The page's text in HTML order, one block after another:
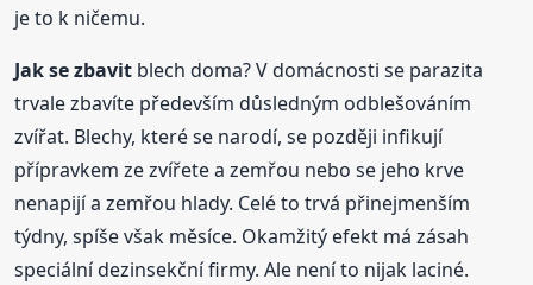
je to k ničemu.
Jak se zbavit blech doma? V domácnosti se parazita
trvale zbavíte především důsledným odblešováním
zvířat. Blechy, které se narodí, se později infikují
přípravkem ze zvířete a zemřou nebo se jeho krve
nenapijí a zemřou hlady. Celé to trvá přinejmenším
týdny, spíše však měsíce. Okamžitý efekt má zásah
speciální dezinsekční firmy. Ale není to nijak laciné.